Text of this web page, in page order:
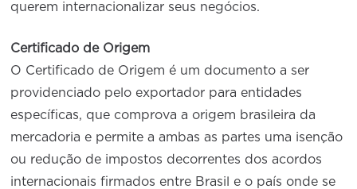
querem internacionalizar seus negócios.
Certificado de Origem
O Certificado de Origem é um documento a ser
providenciado pelo exportador para entidades
específicas, que comprova a origem brasileira da
mercadoria e permite a ambas as partes uma isenção
ou redução de impostos decorrentes dos acordos
internacionais firmados entre Brasil e o país onde se